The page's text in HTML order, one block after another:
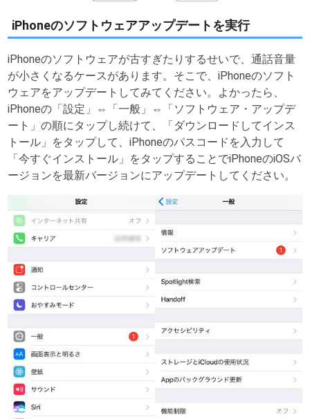
iPhoneのソフトウェアアップデートを実行
iPhoneのソフトウェアが古すぎたりするせいで、通話音量
が小さくなるケースがあります。そこで、iPhoneのソフト
ウェアをアップデートしてみてください。よかったら、
iPhoneの「設定」⇔「一般」⇔「ソフトウェア・アップデ
ート」の順にタップし続けて、「ダウンロードしてインス
トール」をタップして、iPhoneのパスコードを入力して
「今すぐインストール」をタップすることでiPhoneのiOSバ
ージョンを最新バージョンにアップデートしてください。